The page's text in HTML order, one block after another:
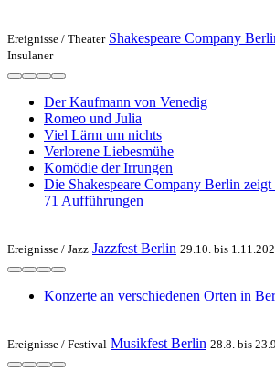
Ereignisse / Theater Shakespeare Company
Insulaner
Der Kaufmann von Venedig
Romeo und Julia
Viel Lärm um nichts
Verlorene Liebesmühe
Komödie der Irrungen
Die Shakespeare Company Berlin
71 Aufführungen
Ereignisse / Jazz Jazzfest Berlin 29.10. bis
Konzerte an verschiedenen Orten in
Ereignisse / Festival Musikfest Berlin 28.8. bis